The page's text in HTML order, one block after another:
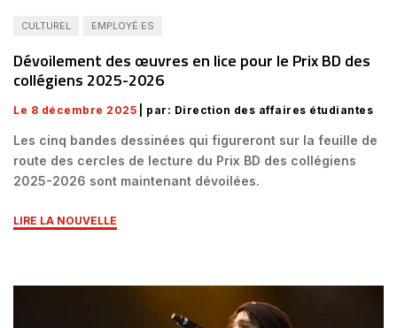
CULTUREL EMPLOYÉ·ES
Dévoilement des œuvres en lice pour le Prix BD des
collégiens 2025-2026
Le 8 décembre 2025 | par: Direction des affaires étudiantes
Les cinq bandes dessinées qui figureront sur la feuille de
route des cercles de lecture du Prix BD des collégiens
2025-2026 sont maintenant dévoilées.
LIRE LA NOUVELLE